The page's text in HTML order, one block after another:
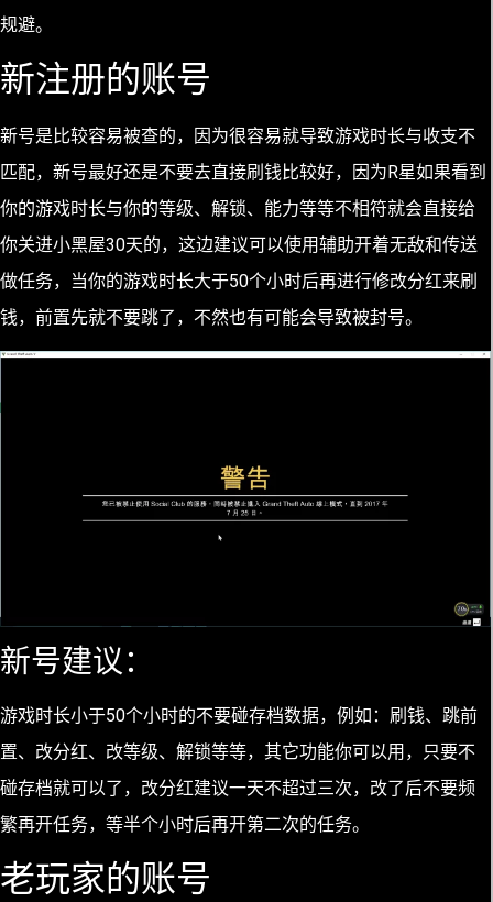
规避。
新注册的账号
新号是比较容易被查的，因为很容易就导致游戏时长与收支不
匹配，新号最好还是不要去直接刷钱比较好，因为R星如果看到
你的游戏时长与你的等级、解锁、能力等等不相符就会直接给
你关进小黑屋30天的，这边建议可以使用辅助开着无敌和传送
做任务，当你的游戏时长大于50个小时后再进行修改分红来刷
钱，前置先就不要跳了，不然也有可能会导致被封号。
新号建议：
游戏时长小于50个小时的不要碰存档数据，例如：刷钱、跳前
置、改分红、改等级、解锁等等，其它功能你可以用，只要不
碰存档就可以了，改分红建议一天不超过三次，改了后不要频
繁再开任务，等半个小时后再开第二次的任务。
老玩家的账号